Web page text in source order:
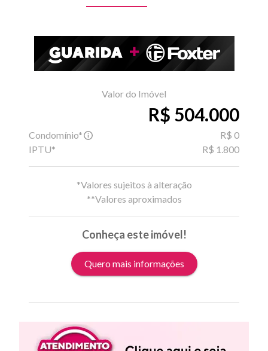
Valor do Imóvel
R$ 504.000
Condomínio*
R$ 0
IPTU*
R$ 1.800
*Valores sujeitos à alteração
**Valores aproximados
Conheça este imóvel!
Quero mais informações